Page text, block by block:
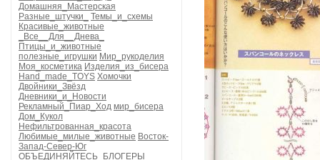
Домашняя_Мастерская
Разные_штучки_
Темы_и_схемы
Красивые_животные
_Все__Для__Днева_
Птицы_и_животные
полезные_игрушки Мир_рукоделия
Моя_косметика Изделия_из_бисера
Hand_made_TOYS Хомочки
Двойники_Звёзд
Дневники_и_Новости
Рекламный_Пиар_Ход мир_бисера
Дом_Кукол
Нефильтрованная_красота
Любимые_милые_животные Восток-
Запад-Север-Юг
ОБЪЕДИНЯЙТЕСЬ_БЛОГЕРЫ